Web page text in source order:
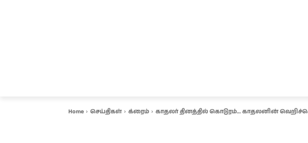
Home செய்திகள் க்ரைம் காதலர் தினத்தில் கொடுரம்… காதலனின்